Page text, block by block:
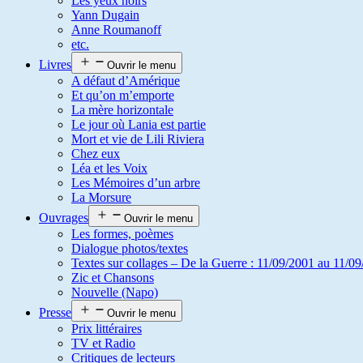
Yann Dugain
Anne Roumanoff
etc.
Livres
Ouvrir le menu
A défaut d’Amérique
Et qu’on m’emporte
La mère horizontale
Le jour où Lania est partie
Mort et vie de Lili Riviera
Chez eux
Léa et les Voix
Les Mémoires d’un arbre
La Morsure
Ouvrages
Ouvrir le menu
Les formes, poèmes
Dialogue photos/textes
Textes sur collages – De la Guerre : 11/09/2001 au 11/
Zic et Chansons
Nouvelle (Napo)
Presse
Ouvrir le menu
Prix littéraires
TV et Radio
Critiques de lecteurs